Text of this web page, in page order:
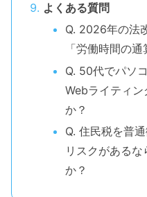
よくある質問
Q. 2026年の法
「労働時間の
Q. 50代でパソ
Webライティ
か？
Q. 住民税を普
リスクがある
か？